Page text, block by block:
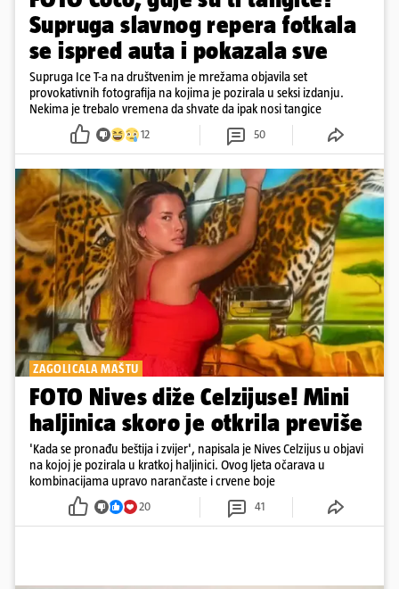
Supruga slavnog repera fotkala
se ispred auta i pokazala sve
Supruga Ice T-a na društvenim je mrežama objavila set
provokativnih fotografija na kojima je pozirala u seksi izdanju.
Nekima je trebalo vremena da shvate da ipak nosi tangice
12 50
ZAGOLICALA MAŠTU
FOTO Nives diže Celzijuse! Mini
haljinica skoro je otkrila previše
'Kada se pronađu beštija i zvijer', napisala je Nives Celzijus u objavi
na kojoj je pozirala u kratkoj haljinici. Ovog ljeta očarava u
kombinacijama upravo narančaste i crvene boje
20 41